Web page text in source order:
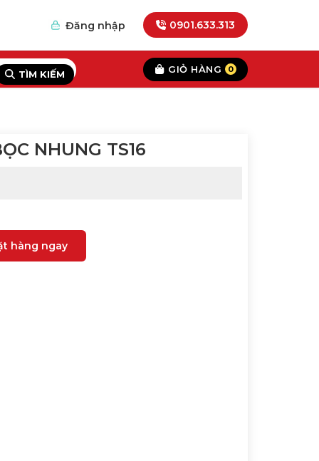
Đăng nhập 0901.633.313
TÌM KIẾM GIỎ HÀNG 0
NHUNG TS16
hàng ngay